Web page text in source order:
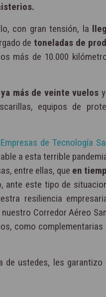
con gran tensión, la
de toneladas de
más de 10.000
más de veinte vuelos
equipos de
de Tecnología
a esta terrible
entre ellas, que en
ante este tipo de
resiliencia
Corredor Aéreo
como complementarias
de ustedes, les garantizo